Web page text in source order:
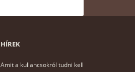
HÍREK
Amit a kullancsokról tudni kell